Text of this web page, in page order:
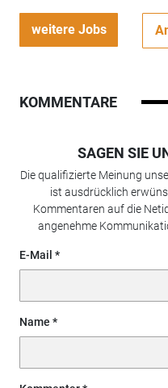
weitere Jobs
KOMMENTARE
SAGEN SIE
Die qualifizierte Meinung
ist ausdrücklich
Kommentaren auf die
angenehme
E-Mail
Name